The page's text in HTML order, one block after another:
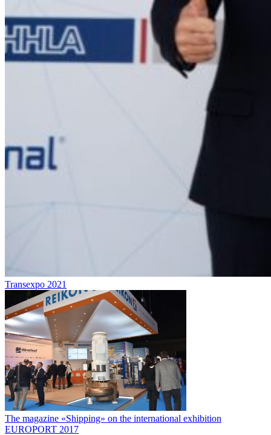
Transexpo 2021
The magazine «Shipping» on the international exhibition
EUROPORT 2017